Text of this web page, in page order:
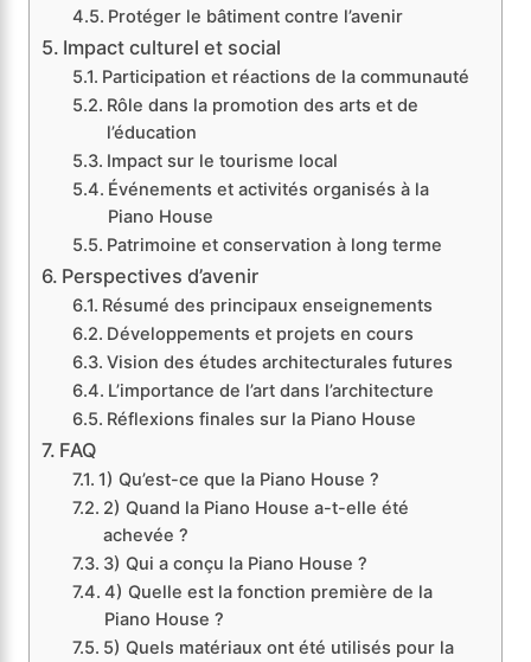
Protéger le bâtiment contre l’avenir
Impact culturel et social
Participation et réactions de la communauté
Rôle dans la promotion des arts et de
l’éducation
Impact sur le tourisme local
Événements et activités organisés à la
Piano House
Patrimoine et conservation à long terme
Perspectives d’avenir
Résumé des principaux enseignements
Développements et projets en cours
Vision des études architecturales futures
L’importance de l’art dans l’architecture
Réflexions finales sur la Piano House
FAQ
1) Qu’est-ce que la Piano House ?
2) Quand la Piano House a-t-elle été
achevée ?
3) Qui a conçu la Piano House ?
4) Quelle est la fonction première de la
Piano House ?
5) Quels matériaux ont été utilisés pour la